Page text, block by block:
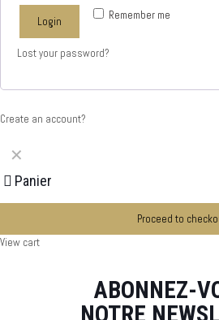
Remember me
Login
Lost your password?
Create an account?
✕
Panier
Proceed to
View cart
ABONNEZ-